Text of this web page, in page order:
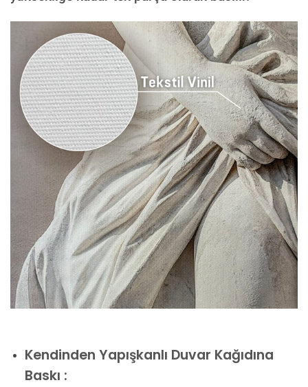
Kendinden Yapışkanlı Duvar Kağıdına
Baskı :